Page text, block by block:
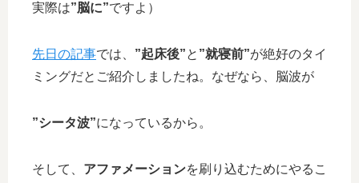
実際は”脳に”ですよ）
先日の記事では、 ”起床後”と ”就寝前”が絶好のタイ
ミングだとご紹介しましたね。なぜなら、脳波が
”シータ波”になっているから。
そして、 アファメーションを刷り込むためにやるこ